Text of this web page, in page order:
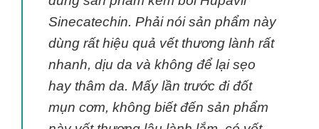
Sinecatechin. Phải nói sản phẩm này
dùng rất hiệu quả vết thương lành rất
nhanh, dịu da và không để lại sẹo
hay thâm da. Mấy lần trước đi đốt
mụn cơm, không biết đến sản phẩm